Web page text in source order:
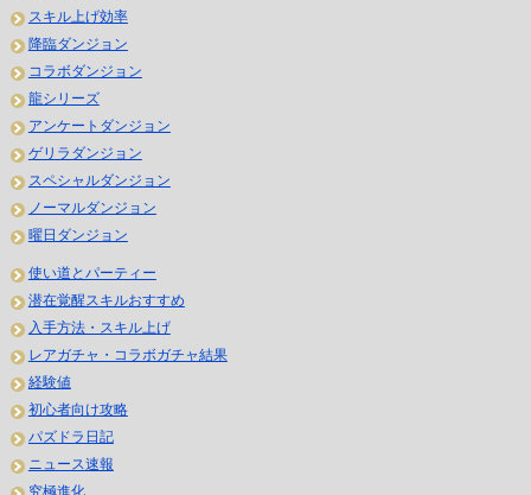
スキル上げ効率
降臨ダンジョン
コラボダンジョン
龍シリーズ
アンケートダンジョン
ゲリラダンジョン
スペシャルダンジョン
ノーマルダンジョン
曜日ダンジョン
使い道とパーティー
潜在覚醒スキルおすすめ
入手方法・スキル上げ
レアガチャ・コラボガチャ結果
経験値
初心者向け攻略
パズドラ日記
ニュース速報
究極進化